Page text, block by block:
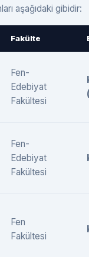
aşağıdaki gibidir:
Fakülte
Fen-
Edebiyat
Fakültesi
Fen-
Edebiyat
Fakültesi
Fen
Fakültesi